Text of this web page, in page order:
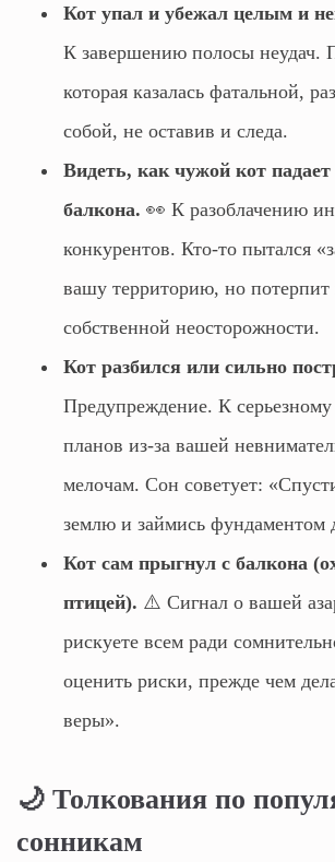
Кот упал и убежал целым и
К завершению полосы неудач.
которая казалась фатальной,
собой, не оставив и следа.
Видеть, как чужой кот
балкона. 👀 К разоблачению
конкурентов. Кто-то пытался
вашу территорию, но потерпит
собственной неосторожности.
Кот разбился или сильно
Предупреждение. К
планов из-за вашей
мелочам. Сон советует:
землю и займись фундаментом
Кот сам прыгнул с балкона
птицей). ⚠️ Сигнал о вашей
рискуете всем ради
оценить риски, прежде чем
веры».
🌙 Толкования по
сонникам